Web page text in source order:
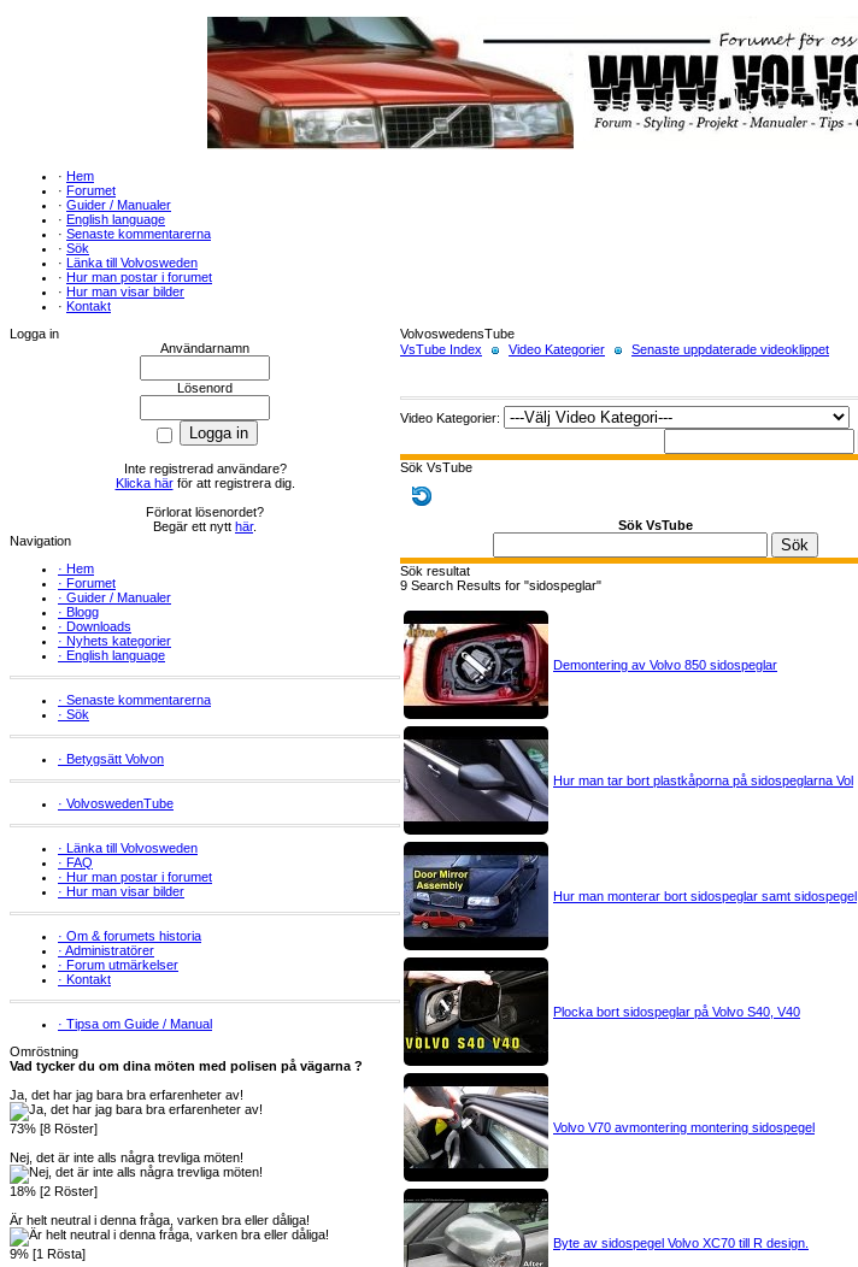
· Hem
· Forumet
· Guider / Manualer
· English language
· Senaste kommentarerna
· Sök
· Länka till Volvosweden
· Hur man postar i forumet
· Hur man visar bilder
· Kontakt
Logga in
Användarnamn
Lösenord
Inte registrerad användare?
Klicka härför att registrera dig.
Förlorat lösenordet?
Begär ett nytt här.
Navigation
· Hem
· Forumet
· Guider / Manualer
· Blogg
· Downloads
· Nyhets kategorier
· English language
· Senaste kommentarerna
· Sök
· Betygsätt Volvon
· VolvoswedenTube
· Länka till Volvosweden
· FAQ
· Hur man postar i forumet
· Hur man visar bilder
· Om & forumets historia
· Administratörer
· Forum utmärkelser
· Kontakt
· Tipsa om Guide / Manual
Omröstning
Vad tycker du om dina möten med polisen på vägarna ?
Ja, det har jag bara bra erfarenheter av!
73% [8 Röster]
Nej, det är inte alls några trevliga möten!
18% [2 Röster]
Är helt neutral i denna fråga, varken bra eller dåliga!
9% [1 Rösta]
VolvoswedensTube
VsTube Index
Video Kategorier Senaste uppdaterade videoklippet
Video Kategorier:
Sök VsTube
Sök VsTube
Sök resultat
9 Search Results for "sidospeglar"
Demontering av Volvo 850 sidospeglar
Hur man tar bort plastkåporna på sidospeglarna Vol
Hur man monterar bort sidospeglar samt sidospegel
Plocka bort sidospeglar på Volvo S40, V40
Volvo V70 avmontering montering sidospegel
Byte av sidospegel Volvo XC70 till R design.